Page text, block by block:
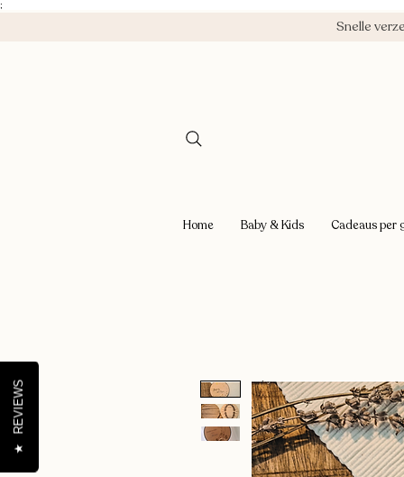
;
Snelle
Home Baby & Kids Cadeaus per
★
REVIEWS